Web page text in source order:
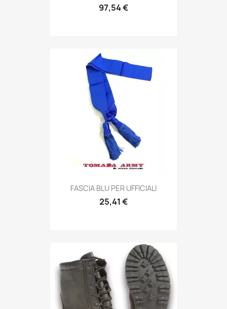
97,54 €
Anteprima
FASCIA BLU PER UFFICIALI
25,41 €